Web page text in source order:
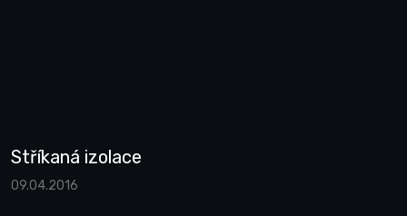
Stříkaná izolace
09.04.2016